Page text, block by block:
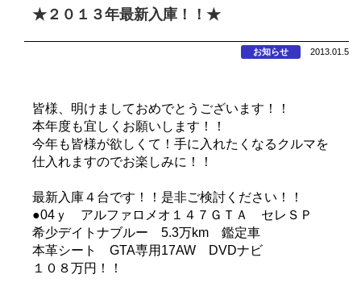
★２０１３年最新入庫！！★
お知らせ 2013.01.5
皆様、明けましておめでとうございます！！
本年度も宜しくお願いします！！
今年も皆様が欲しくて！手に入れたくなるクルマを
仕入れますのでお楽しみに！！
最新入庫４台です！！是非ご検討ください！！
●04ｙ アルファロメオ１４７ＧＴＡ セレＳＰ
希少デイトナブルー 5.3万km 鑑定車
本革シート GTA専用17AW DVDナビ
１０８万円！！